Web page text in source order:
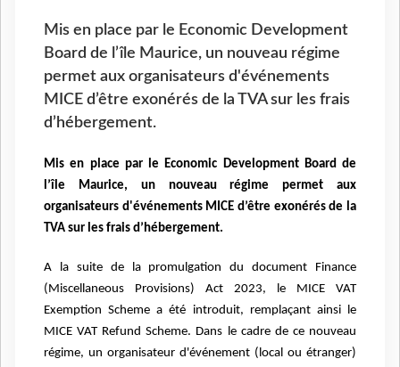
Mis en place par le Economic Development
Board de l’île Maurice, un nouveau régime
permet aux organisateurs d'événements
MICE d’être exonérés de la TVA sur les frais
d’hébergement.
Mis en place par le Economic Development Board de
l’île Maurice, un nouveau régime permet aux
organisateurs d'événements MICE d’être exonérés de la
TVA sur les frais d’hébergement.
A la suite de la promulgation du document Finance
(Miscellaneous Provisions) Act 2023, le MICE VAT
Exemption Scheme a été introduit, remplaçant ainsi le
MICE VAT Refund Scheme. Dans le cadre de ce nouveau
régime, un organisateur d'événement (local ou étranger)